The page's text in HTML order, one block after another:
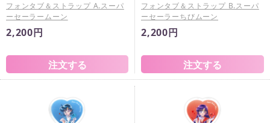
フォンタブ＆ストラップ A.スーパ
ーセーラームーン
2,200円
フォンタブ＆ストラップ B.スーパ
ーセーラーちびムーン
2,200円